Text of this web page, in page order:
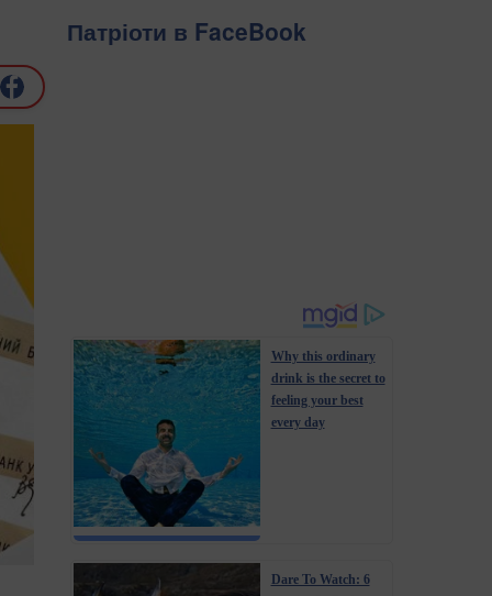
Патріоти в FaceBook
Why this ordinary
drink is the secret to
feeling your best
every day
Dare To Watch: 6